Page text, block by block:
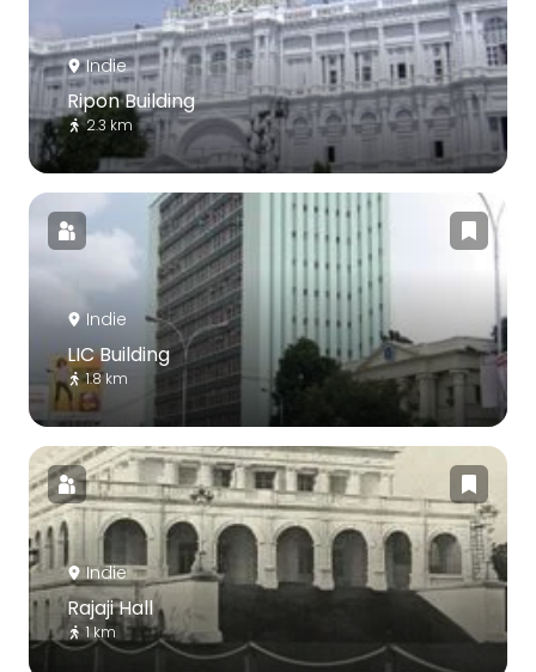
Indie
Ripon Building
2.3 km
Indie
LIC Building
1.8 km
Indie
Rajaji Hall
1 km